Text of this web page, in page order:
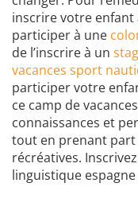
inscrire votre
participer à une
de l’inscrire à un
vacances sport
participer votre
ce camp de
connaissances et
tout en prenant
récréatives.
linguistique espagne